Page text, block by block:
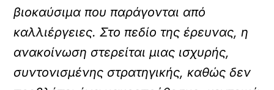
βιοκαύσιμα που παράγονται από
καλλιέργειες. Στο πεδίο της έρευνας, η
ανακοίνωση στερείται μιας ισχυρής,
συντονισμένης στρατηγικής, καθώς δεν